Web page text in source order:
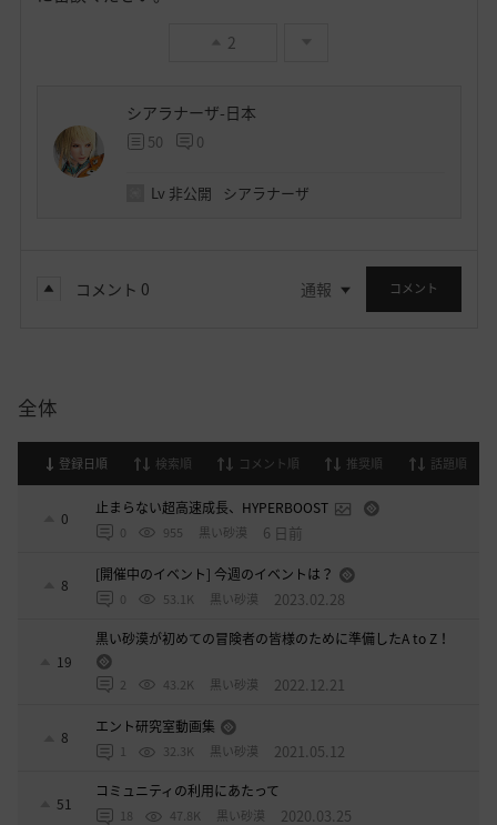
2
シアラナーザ-日本
50 0
Lv 非公開 シアラナーザ
コメント 0 通報 コメント
全体
登録日順 検索順 コメント順 推奨順 話題順
0
止まらない超高速成長、HYPERBOOST
0 955 黒い砂漠 6 日前
8
[開催中のイベント] 今週のイベントは？
0 53.1K 黒い砂漠 2023.02.28
19
黒い砂漠が初めての冒険者の皆様のために準備したA to Z！
2 43.2K 黒い砂漠 2022.12.21
8
エント研究室動画集
1 32.3K 黒い砂漠 2021.05.12
51
コミュニティの利用にあたって
18 47.8K 黒い砂漠 2020.03.25